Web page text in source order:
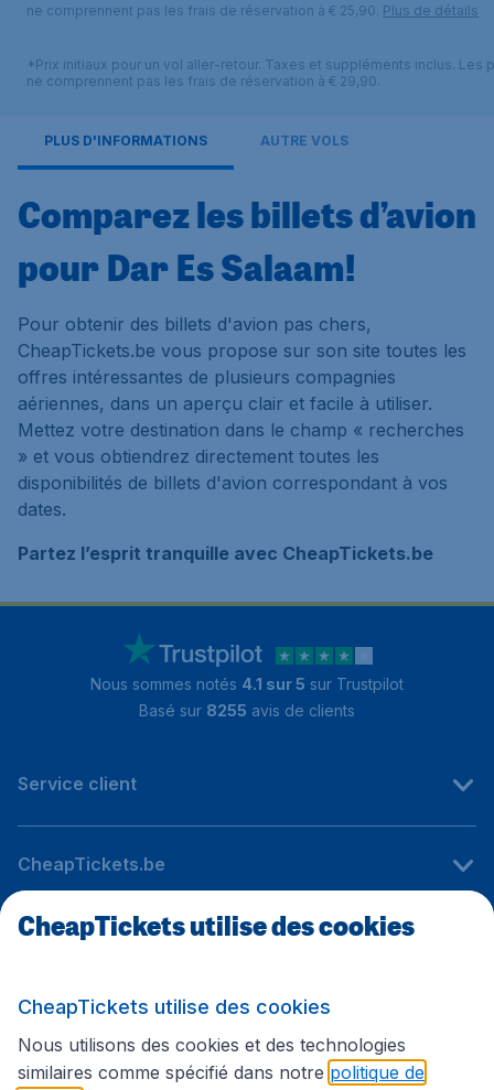
ne comprennent pas les frais de réservation à € 25,90. Plus de détails
*Prix initiaux pour un vol aller-retour. Taxes et suppléments inclus. Les
ne comprennent pas les frais de réservation à € 29,90.
PLUS D'INFORMATIONS AUTRE VOLS
Comparez les billets d’avion
pour Dar Es Salaam!
Pour obtenir des billets d'avion pas chers,
CheapTickets.be vous propose sur son site toutes les
offres intéressantes de plusieurs compagnies
aériennes, dans un aperçu clair et facile à utiliser.
Mettez votre destination dans le champ « recherches
» et vous obtiendrez directement toutes les
disponibilités de billets d'avion correspondant à vos
dates.
Partez l’esprit tranquille avec CheapTickets.be
Nous sommes notés 4.1 sur 5 sur Trustpilot
Basé sur 8255 avis de clients
Service client
CheapTickets.be
Sites internationaux
Suivez CheapTickets.be
CheapTickets utilise des cookies
CheapTickets utilise des cookies
Nous utilisons des cookies et des technologies
similaires comme spécifié dans notre politique de